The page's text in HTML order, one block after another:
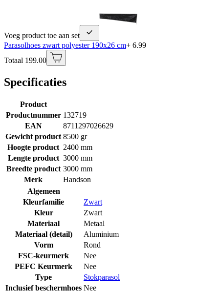
Voeg product toe aan set
Parasolhoes zwart polyester 190x26 cm+ 6.99
Totaal 199.00
Specificaties
Product
Productnummer 132719
EAN
8711297026629
Gewicht product 8500 gr
Hoogte product 2400 mm
Lengte product 3000 mm
Breedte product 3000 mm
Merk
Handson
Algemeen
Kleurfamilie
Zwart
Kleur
Zwart
Materiaal
Metaal
Materiaal (detail)
Aluminium
Vorm
Rond
FSC-keurmerk
Nee
PEFC Keurmerk
Nee
Type
Stokparasol
Inclusief beschermhoes Nee